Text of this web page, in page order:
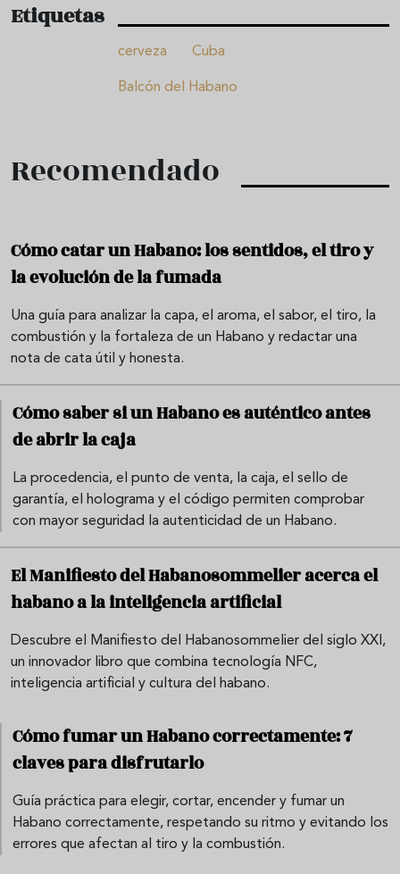
Etiquetas
cerveza Cuba
Balcón del Habano
Recomendado
Cómo catar un Habano: los sentidos, el tiro y
la evolución de la fumada
Una guía para analizar la capa, el aroma, el sabor, el tiro, la
combustión y la fortaleza de un Habano y redactar una
nota de cata útil y honesta.
Cómo saber si un Habano es auténtico antes
de abrir la caja
La procedencia, el punto de venta, la caja, el sello de
garantía, el holograma y el código permiten comprobar
con mayor seguridad la autenticidad de un Habano.
El Manifiesto del Habanosommelier acerca el
habano a la inteligencia artificial
Descubre el Manifiesto del Habanosommelier del siglo XXI,
un innovador libro que combina tecnología NFC,
inteligencia artificial y cultura del habano.
Cómo fumar un Habano correctamente: 7
claves para disfrutarlo
Guía práctica para elegir, cortar, encender y fumar un
Habano correctamente, respetando su ritmo y evitando los
errores que afectan al tiro y la combustión.